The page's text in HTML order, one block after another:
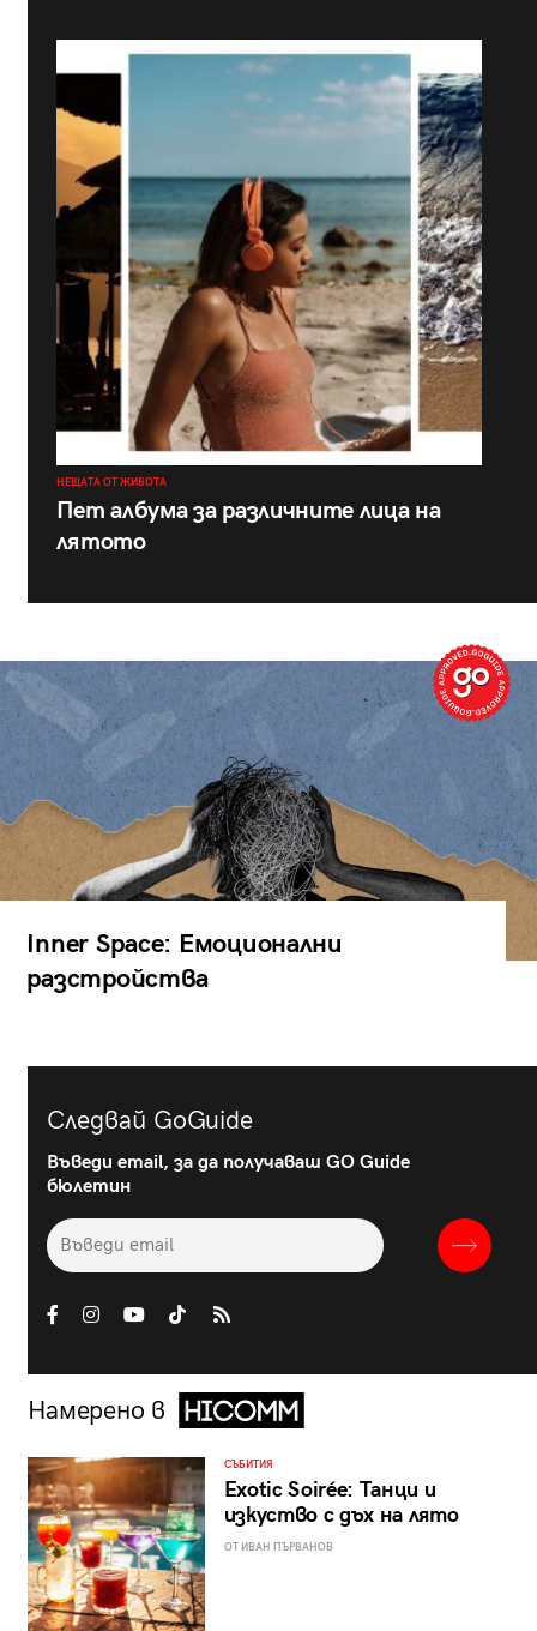
НЕЩАТА ОТ ЖИВОТА
Пет албума за различните лица на
лятото
Inner Space: Емоционални
разстройства
Следвай GoGuide
Въведи email, за да получаваш GO Guide
бюлетин
Намерено в
СЪБИТИЯ
Exotic Soirée: Танци и
изкуство с дъх на лято
ОТ ИВАН ПЪРВАНОВ